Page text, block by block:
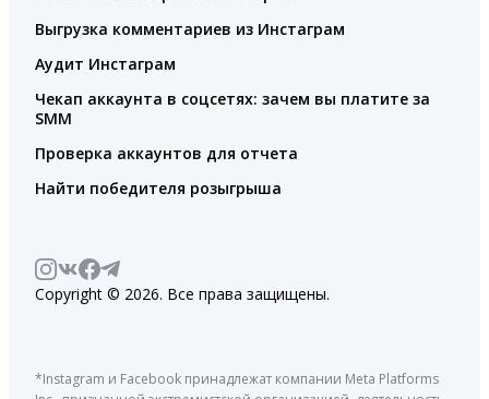
Выгрузка комментариев из Инстаграм
Аудит Инстаграм
Чекап аккаунта в соцсетях: зачем вы платите за
SMM
Проверка аккаунтов для отчета
Найти победителя розыгрыша
Copyright © 2026. Все права защищены.
*Instagram и Facebook принадлежат компании Meta Platforms